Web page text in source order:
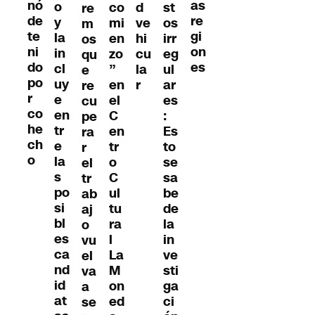
nó
de
te
ni
do
po
r
co
he
ch
o
o
y
la
in
cl
uy
e
en
tr
e
la
s
po
si
bl
es
ca
nd
id
at
re
m
os
qu
e
re
cu
pe
ra
r
el
tr
ab
aj
o
vu
el
va
a
se
co
mi
en
zo
”
en
el
C
en
tr
o
C
ul
tu
ra
l
La
M
on
ed
d
ve
hi
cu
la
r
st
os
irr
eg
ul
ar
es
:
Es
to
se
sa
be
de
la
in
ve
sti
ga
ci
as
re
gi
on
es